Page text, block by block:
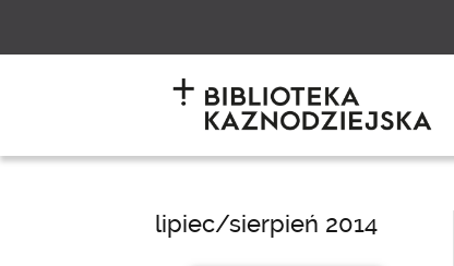
lipiec/sierpień 2014